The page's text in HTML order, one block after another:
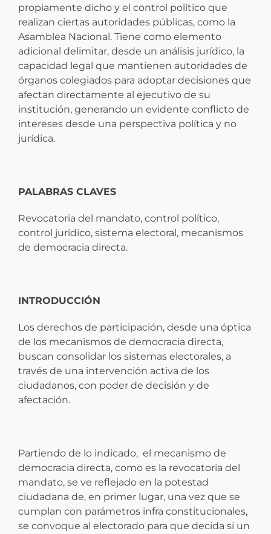
propiamente dicho y el control político que
realizan ciertas autoridades públicas, como la
Asamblea Nacional. Tiene como elemento
adicional delimitar, desde un análisis jurídico, la
capacidad legal que mantienen autoridades de
órganos colegiados para adoptar decisiones que
afectan directamente al ejecutivo de su
institución, generando un evidente conflicto de
intereses desde una perspectiva política y no
jurídica.
PALABRAS CLAVES
Revocatoria del mandato, control político,
control jurídico, sistema electoral, mecanismos
de democracia directa.
INTRODUCCIÓN
Los derechos de participación, desde una óptica
de los mecanismos de democracia directa,
buscan consolidar los sistemas electorales, a
través de una intervención activa de los
ciudadanos, con poder de decisión y de
afectación.
Partiendo de lo indicado, el mecanismo de
democracia directa, como es la revocatoria del
mandato, se ve reflejado en la potestad
ciudadana de, en primer lugar, una vez que se
cumplan con parámetros infra constitucionales,
se convoque al electorado para que decida si un